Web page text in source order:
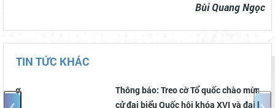
Bùi Quang Ngọc
TIN TỨC KHÁC
Thông báo: Treo cờ Tổ quốc chào mừng Bầu
cử đại biểu Quốc hội khóa XVI và đại biểu